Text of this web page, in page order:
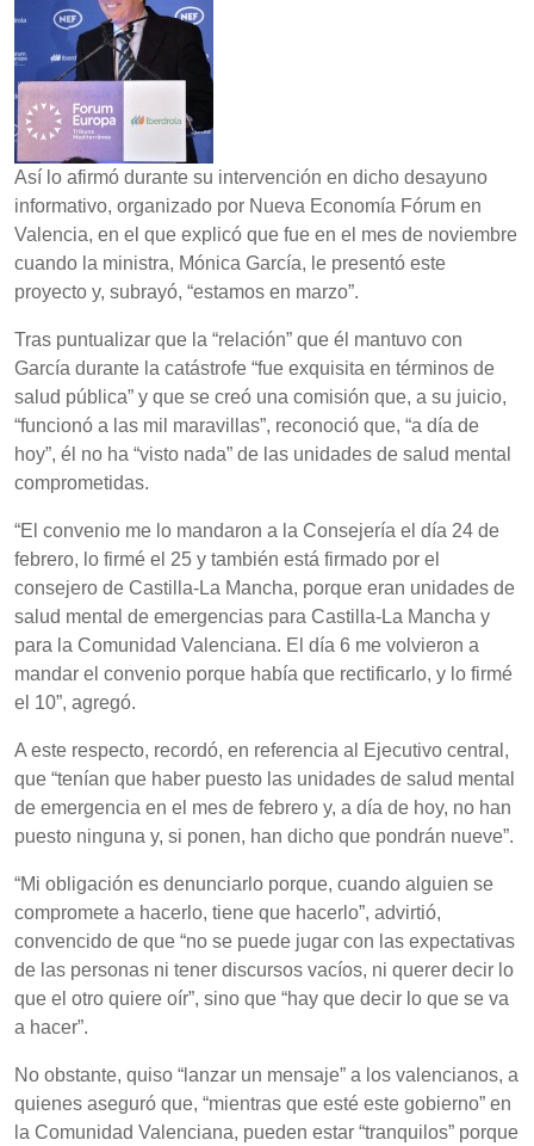
Así lo afirmó durante su intervención en dicho desayuno
informativo, organizado por Nueva Economía Fórum en
Valencia, en el que explicó que fue en el mes de noviembre
cuando la ministra, Mónica García, le presentó este
proyecto y, subrayó, “estamos en marzo”.
Tras puntualizar que la “relación” que él mantuvo con
García durante la catástrofe “fue exquisita en términos de
salud pública” y que se creó una comisión que, a su juicio,
“funcionó a las mil maravillas”, reconoció que, “a día de
hoy”, él no ha “visto nada” de las unidades de salud mental
comprometidas.
“El convenio me lo mandaron a la Consejería el día 24 de
febrero, lo firmé el 25 y también está firmado por el
consejero de Castilla-La Mancha, porque eran unidades de
salud mental de emergencias para Castilla-La Mancha y
para la Comunidad Valenciana. El día 6 me volvieron a
mandar el convenio porque había que rectificarlo, y lo firmé
el 10”, agregó.
A este respecto, recordó, en referencia al Ejecutivo central,
que “tenían que haber puesto las unidades de salud mental
de emergencia en el mes de febrero y, a día de hoy, no han
puesto ninguna y, si ponen, han dicho que pondrán nueve”.
“Mi obligación es denunciarlo porque, cuando alguien se
compromete a hacerlo, tiene que hacerlo”, advirtió,
convencido de que “no se puede jugar con las expectativas
de las personas ni tener discursos vacíos, ni querer decir lo
que el otro quiere oír”, sino que “hay que decir lo que se va
a hacer”.
No obstante, quiso “lanzar un mensaje” a los valencianos, a
quienes aseguró que, “mientras que esté este gobierno” en
la Comunidad Valenciana, pueden estar “tranquilos” porque